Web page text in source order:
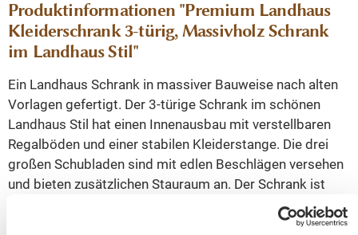
Produktinformationen "Premium Landhaus
Kleiderschrank 3-türig, Massivholz Schrank
im Landhaus Stil"
Ein Landhaus Schrank in massiver Bauweise nach alten
Vorlagen gefertigt. Der 3-türige Schrank im schönen
Landhaus Stil hat einen Innenausbau mit verstellbaren
Regalböden und einer stabilen Kleiderstange. Die drei
großen Schubladen sind mit edlen Beschlägen versehen
und bieten zusätzlichen Stauraum an. Der Schrank ist
komplett zerlegbar. Unser Landhaus Schrank aus
Massivholz wird Sie sofort überzeugen und erfreuen.